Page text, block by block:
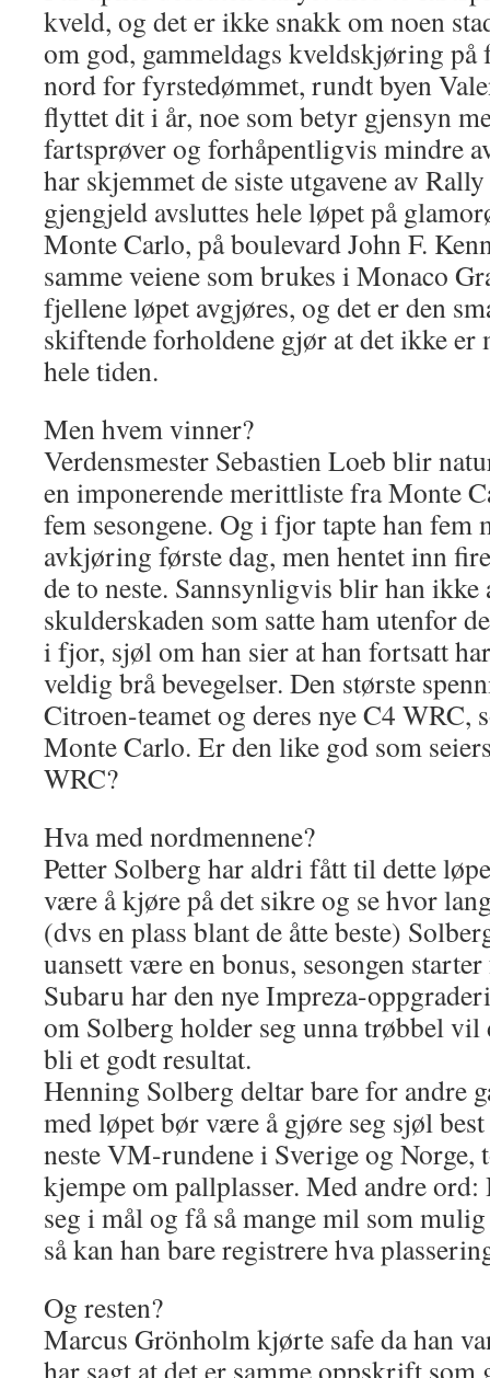
kveld, og det er ikke snakk om noen
om god, gammeldags kveldskjøring
nord for fyrstedømmet, rundt byen
flyttet dit i år, noe som betyr gjensyn
fartsprøver og forhåpentligvis mindre
har skjemmet de siste utgavene av
gjengjeld avsluttes hele løpet på
Monte Carlo, på boulevard John F.
samme veiene som brukes i Monaco
fjellene løpet avgjøres, og det er den
skiftende forholdene gjør at det ikke
hele tiden.
Men hvem vinner?
Verdensmester Sebastien Loeb blir
en imponerende merittliste fra Monte
fem sesongene. Og i fjor tapte han fem
avkjøring første dag, men hentet inn
de to neste. Sannsynligvis blir han ikke
skulderskaden som satte ham utenfor
i fjor, sjøl om han sier at han fortsatt
veldig brå bevegelser. Den største
Citroen-teamet og deres nye C4 WRC,
Monte Carlo. Er den like god som
WRC?
Hva med nordmennene?
Petter Solberg har aldri fått til dette
være å kjøre på det sikre og se hvor
(dvs en plass blant de åtte beste)
uansett være en bonus, sesongen
Subaru har den nye Impreza-
om Solberg holder seg unna trøbbel vil
bli et godt resultat.
Henning Solberg deltar bare for andre
med løpet bør være å gjøre seg sjøl
neste VM-rundene i Sverige og Norge,
kjempe om pallplasser. Med andre
seg i mål og få så mange mil som
så kan han bare registrere hva
Og resten?
Marcus Grönholm kjørte safe da han
har sagt at det er samme oppskrift som